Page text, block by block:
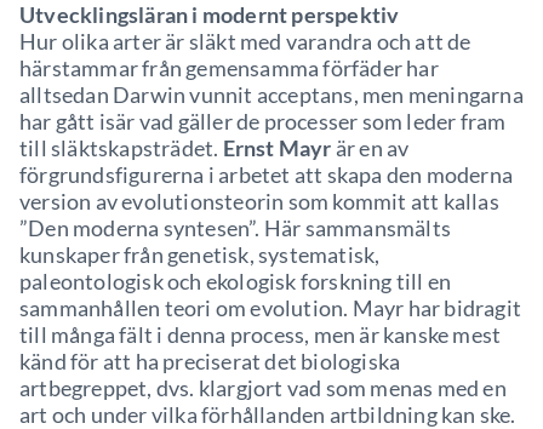
Utvecklingsläran i modernt perspektiv
Hur olika arter är släkt med varandra och att de
härstammar från gemensamma förfäder har
alltsedan Darwin vunnit acceptans, men meningarna
har gått isär vad gäller de processer som leder fram
till släktskapsträdet. Ernst Mayr är en av
förgrundsfigurerna i arbetet att skapa den moderna
version av evolutionsteorin som kommit att kallas
”Den moderna syntesen”. Här sammansmälts
kunskaper från genetisk, systematisk,
paleontologisk och ekologisk forskning till en
sammanhållen teori om evolution. Mayr har bidragit
till många fält i denna process, men är kanske mest
känd för att ha preciserat det biologiska
artbegreppet, dvs. klargjort vad som menas med en
art och under vilka förhållanden artbildning kan ske.